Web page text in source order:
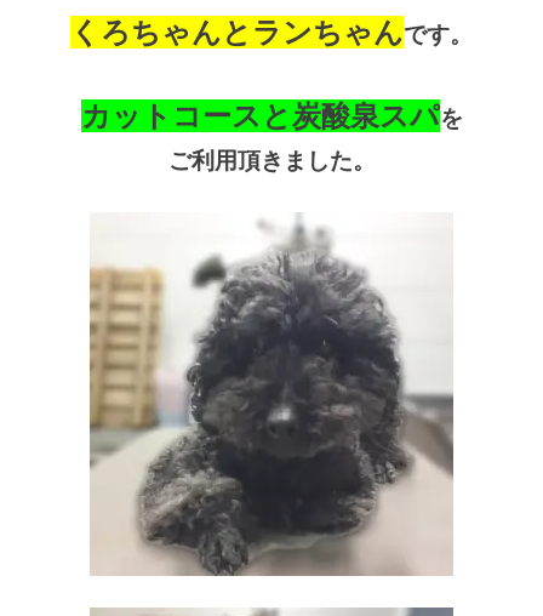
くろちゃんとランちゃんです。
カットコースと炭酸泉スパを
ご利用頂きました。